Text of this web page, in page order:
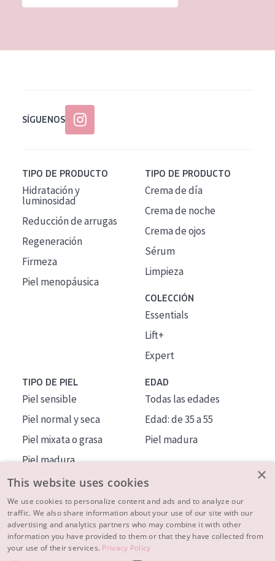
Todas las edades
SÍGUENOS
TIPO DE PRODUCTO
Hidratación y
luminosidad
Reducción de arrugas
Regeneración
Firmeza
Piel menopáusica
TIPO DE PRODUCTO
Crema de día
Crema de noche
Crema de ojos
Sérum
Limpieza
COLECCIÓN
Essentials
Lift+
Expert
TIPO DE PIEL
Piel sensible
Piel normal y seca
Piel mixata o grasa
Piel madura
Piel expuesta al sol
Piel menopáusica
EDAD
Todas las edades
Edad: de 35 a 55
Piel madura
MÁS SOBRE NOSOTROS
INSPIRACIÓN
×
This website uses cookies
We use cookies to personalize content and ads and to analyze our
traffic. We also share information about your use of our site with our
advertising and analytics partners who may combine it with other
information you have provided to them or that they have collected from
your use of their services. Privacy Policy